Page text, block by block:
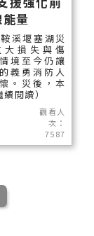
量
溪堰塞湖災
損失與傷
境至今仍讓
義勇消防人
。災後，本
閱讀）
觀看人
次：
7587